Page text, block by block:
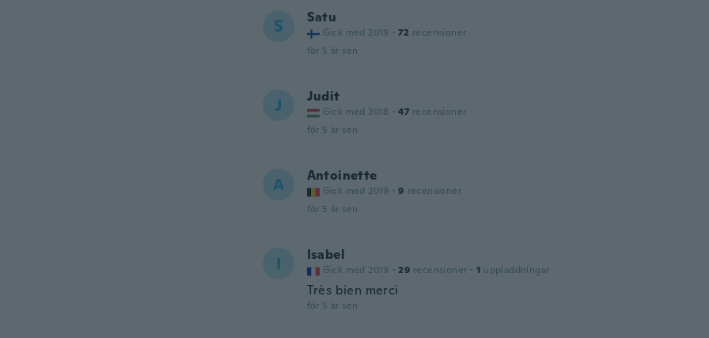
S Satu
Gick med 2019 · 72 recensioner
för 5 år sen
J Judit
Gick med 2018 · 47 recensioner
för 5 år sen
A Antoinette
Gick med 2019 · 9 recensioner
för 5 år sen
I Isabel
Gick med 2019 · 29 recensioner · 1 uppladdningar
Très bien merci
för 5 år sen